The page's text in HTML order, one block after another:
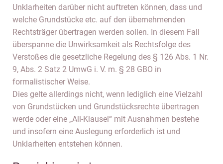
Unklarheiten darüber nicht auftreten können, dass und
welche Grundstücke etc. auf den übernehmenden
Rechtsträger übertragen werden sollen. In diesem Fall
überspanne die Unwirksamkeit als Rechtsfolge des
Verstoßes die gesetzliche Regelung des § 126 Abs. 1 Nr.
9, Abs. 2 Satz 2 UmwG i. V. m. § 28 GBO in
formalistischer Weise.
Dies gelte allerdings nicht, wenn lediglich eine Vielzahl
von Grundstücken und Grundstücksrechte übertragen
werde oder eine „All-Klausel“ mit Ausnahmen bestehe
und insofern eine Auslegung erforderlich ist und
Unklarheiten entstehen können.